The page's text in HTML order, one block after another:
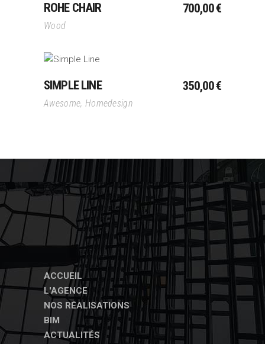
ROHE CHAIR 700,00€
Wood
SIMPLE LINE 350,00€
Awesome, Homedesign
ACCUEIL
L'AGENCE
NOS RÉALISATIONS
BIM
ACTUALITÉS